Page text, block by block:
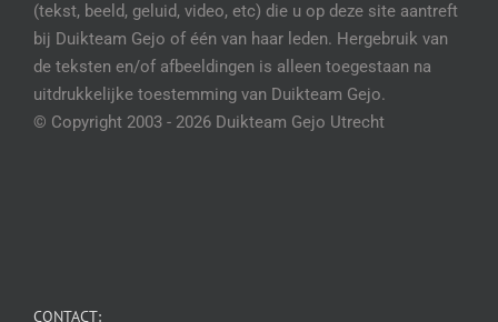
(tekst, beeld, geluid, video, etc) die u op deze site aantreft
bij Duikteam Gejo of één van haar leden. Hergebruik van
de teksten en/of afbeeldingen is alleen toegestaan na
uitdrukkelijke toestemming van Duikteam Gejo.
© Copyright 2003 - 2026 Duikteam Gejo Utrecht
CONTACT: